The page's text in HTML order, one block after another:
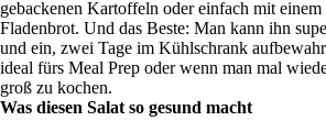
gebackenen Kartoffeln oder einfach mit einem
Fladenbrot. Und das Beste: Man kann ihn
und ein, zwei Tage im Kühlschrank
ideal fürs Meal Prep oder wenn man mal
groß zu kochen.
Was diesen Salat so gesund macht